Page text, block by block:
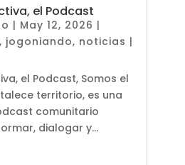
el Podcast
| May 12, 2026 |
, jogoniando, noticias |
el Podcast, Somos el
territorio, es una
comunitario
dialogar y...